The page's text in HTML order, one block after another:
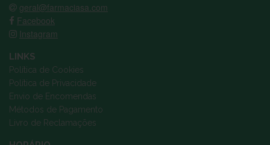
geral@farmaciasa.com
Facebook
Instagram
LINKS
Política de Cookies
Política de Privacidade
Envio de Encomendas
Métodos de Pagamento
Livro de Reclamações